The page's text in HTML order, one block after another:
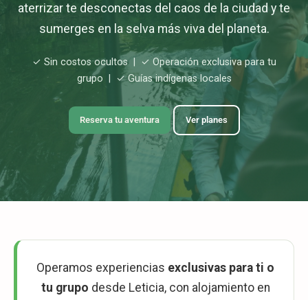
aterrizar te desconectas del caos de la ciudad y te
sumerges en la selva más viva del planeta.
✓ Sin costos ocultos | ✓ Operación exclusiva para tu
grupo | ✓ Guías indígenas locales
Reserva tu aventura Ver planes
Operamos experiencias exclusivas para ti o
tu grupo desde Leticia, con alojamiento en